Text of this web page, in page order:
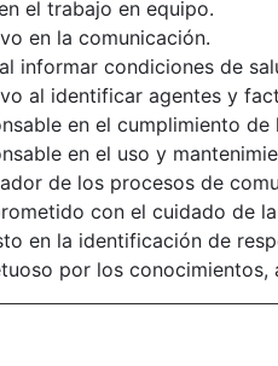
el trabajo en equipo.
en la comunicación.
informar condiciones de
al identificar agentes y
en el cumplimiento
en el uso y
de los procesos de
con el cuidado de
en la identificación de
por los